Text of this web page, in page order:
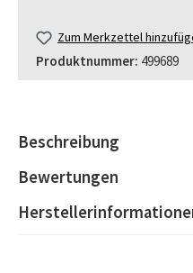
Zum Merkzettel
Produktnummer: 499689
Beschreibung
Bewertungen